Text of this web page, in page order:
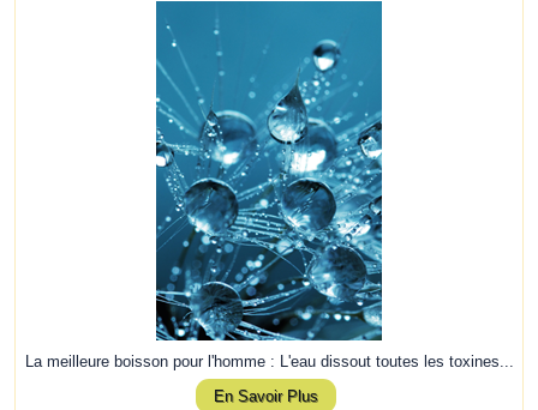
La meilleure boisson pour l'homme : L'eau dissout toutes les toxines...
En Savoir Plus